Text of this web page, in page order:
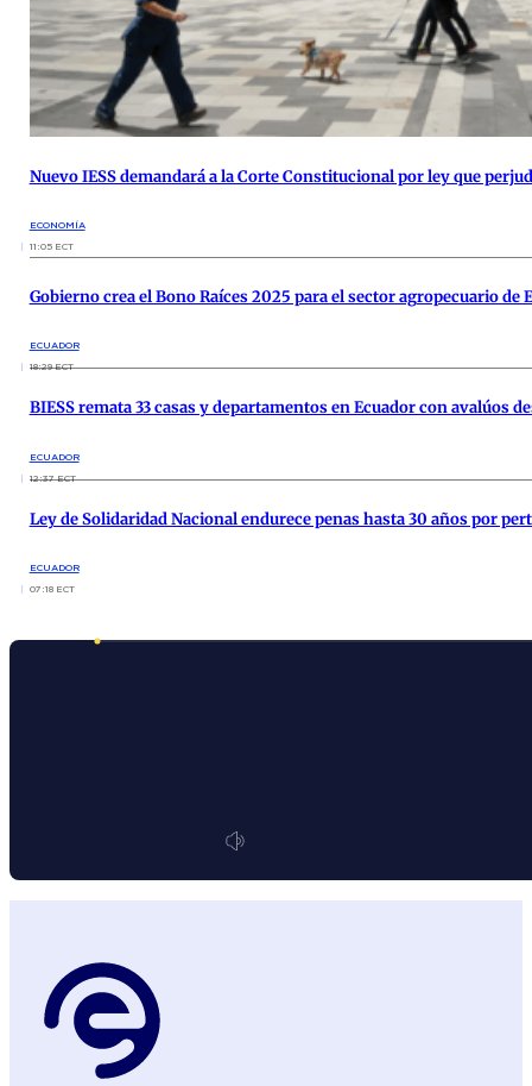
Nuevo IESS demandará a la Corte Constitucional por ley que
ECONOMÍA
11:05 ECT
Gobierno crea el Bono Raíces 2025 para el sector agropecuario de
ECUADOR
18:29 ECT
BIESS remata 33 casas y departamentos en Ecuador con avalúos
ECUADOR
12:37 ECT
Ley de Solidaridad Nacional endurece penas hasta 30 años por
ECUADOR
07:18 ECT